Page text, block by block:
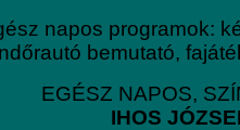
napos programok:
bemutató,
EGÉSZ NAPOS,
IHOS